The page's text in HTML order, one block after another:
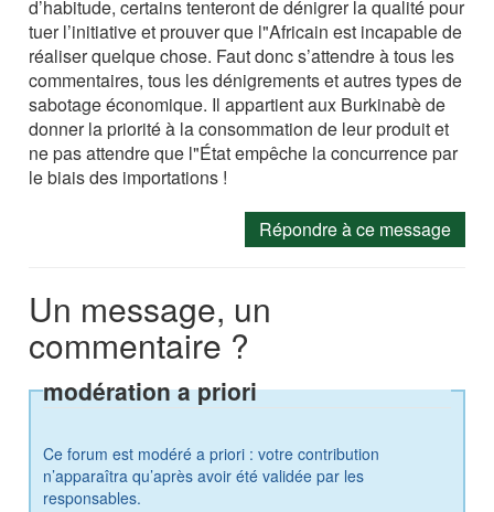
d’habitude, certains tenteront de dénigrer la qualité pour
tuer l’initiative et prouver que l"Africain est incapable de
réaliser quelque chose. Faut donc s’attendre à tous les
commentaires, tous les dénigrements et autres types de
sabotage économique. Il appartient aux Burkinabè de
donner la priorité à la consommation de leur produit et
ne pas attendre que l"État empêche la concurrence par
le biais des importations !
Répondre à ce message
Un message, un
commentaire ?
modération a priori
Ce forum est modéré a priori : votre contribution
n’apparaîtra qu’après avoir été validée par les
responsables.